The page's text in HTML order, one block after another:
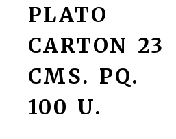
PLATO
CARTON 23
CMS. PQ.
100 U.